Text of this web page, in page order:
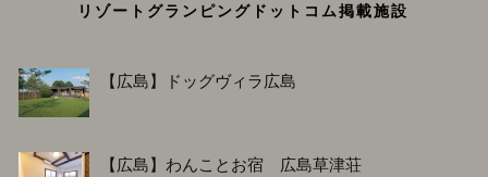
リゾートグランピングドットコム掲載施設
【広島】ドッグヴィラ広島
【広島】わんことお宿 広島草津荘